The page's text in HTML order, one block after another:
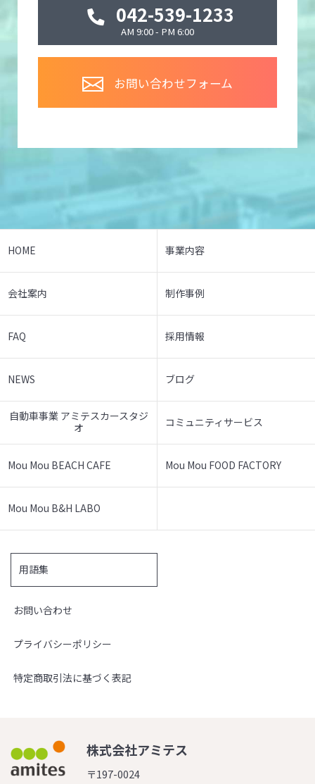
042-539-1233
AM 9:00 - PM 6:00
お問い合わせフォーム
HOME 事業内容
会社案内 制作事例
FAQ 採用情報
NEWS ブログ
自動車事業 アミテスカースタジ
オ
コミュニティサービス
Mou Mou BEACH CAFE Mou Mou FOOD FACTORY
Mou Mou B&H LABO
用語集
お問い合わせ
プライバシーポリシー
特定商取引法に基づく表記
株式会社アミテス
〒197-0024